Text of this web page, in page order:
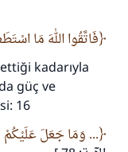
فَاتَّقُوا اللهَ مَا
kadarıyla
güç ve
16
... وَمَا جَعَلَ